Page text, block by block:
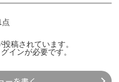
点
稿されています。
グインが必要です。